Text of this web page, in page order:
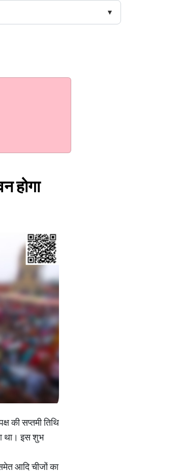
होगा
की सप्तमी तिथि
था। इस शुभ
आदि चीजों का